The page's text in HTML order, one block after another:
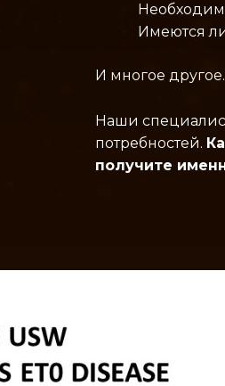
Имеются
И многое другое.
Наши
потребностей.
получите